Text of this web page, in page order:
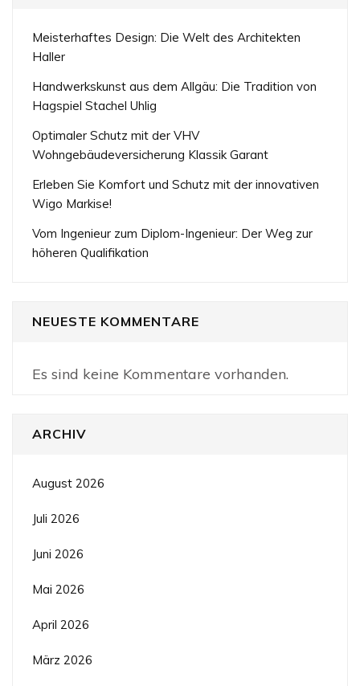
Meisterhaftes Design: Die Welt des Architekten
Haller
Handwerkskunst aus dem Allgäu: Die Tradition von
Hagspiel Stachel Uhlig
Optimaler Schutz mit der VHV
Wohngebäudeversicherung Klassik Garant
Erleben Sie Komfort und Schutz mit der innovativen
Wigo Markise!
Vom Ingenieur zum Diplom-Ingenieur: Der Weg zur
höheren Qualifikation
NEUESTE KOMMENTARE
Es sind keine Kommentare vorhanden.
ARCHIV
August 2026
Juli 2026
Juni 2026
Mai 2026
April 2026
März 2026